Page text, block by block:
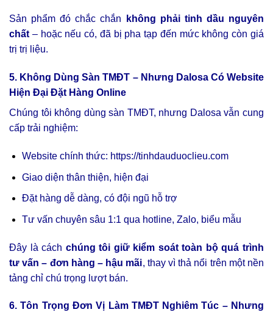
Sản phẩm đó chắc chắn
không phải tinh dầu nguyên
chất– hoặc nếu có, đã bị pha tạp đến mức không còn giá
trị trị liệu.
5. Không Dùng Sàn TMĐT – Nhưng Dalosa Có Website
Hiện Đại Đặt Hàng Online
Chúng tôi không dùng sàn TMĐT, nhưng Dalosa vẫn cung
cấp trải nghiệm:
Website chính thức: https://tinhdauduoclieu.com
Giao diện thân thiện, hiện đại
Đặt hàng dễ dàng, có đội ngũ hỗ trợ
Tư vấn chuyên sâu 1:1 qua hotline, Zalo, biểu mẫu
Đây là cách chúng tôi giữ kiểm soát toàn bộ quá trình
tư vấn – đơn hàng – hậu mãi, thay vì thả nổi trên một nền
tảng chỉ chú trọng lượt bán.
6. Tôn Trọng Đơn Vị Làm TMĐT Nghiêm Túc – Nhưng